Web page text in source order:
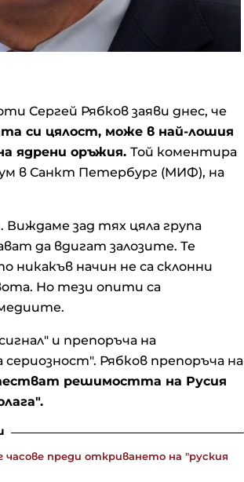
Сергей Рябков заяви днес, че
си цялост, може в най-лошия
ядрени оръжия. Той коментира
в Санкт Петербург (МИФ), на
зад тях цяла група
да вдигат залозите. Те
никакъв начин не са склонни
Но тези опити са
и препоръча на
Рябков препоръча на
решимостта на Русия
преди откриването на "руския